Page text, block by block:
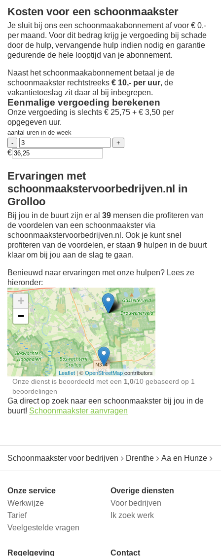
Kosten voor een schoonmaakster
Je sluit bij ons een schoonmaakabonnement af voor € 0,-
per maand. Voor dit bedrag krijg je vergoeding bij schade
door de hulp, vervangende hulp indien nodig en garantie
gedurende de hele looptijd van je abonnement.
Naast het schoonmaakabonnement betaal je de
schoonmaakster rechtstreeks € 10,- per uur, de
vakantietoeslag zit daar al bij inbegrepen.
Eenmalige vergoeding berekenen
Onze vergoeding is slechts € 25,75 + € 3,50 per
opgegeven uur.
aantal uren in de week
€
Ervaringen met
schoonmaakstervoorbedrijven.nl in
Grolloo
Bij jou in de buurt zijn er al 39 mensen die profiteren van
de voordelen van een schoonmaakster via
schoonmaakstervoorbedrijven.nl. Ook je kunt snel
profiteren van de voordelen, er staan 9 hulpen in de buurt
klaar om bij jou aan de slag te gaan.
Benieuwd naar ervaringen met onze hulpen? Lees ze
hieronder:
Ontdek meer ervaringen
Schoonmaakster bij
jou in de buurt
+
−
Leaflet | ©OpenStreetMapcontributors
Onze dienst is beoordeeld met een 1,0/10 gebaseerd op 1
beoordelingen
Ga direct op zoek naar een schoonmaakster bij jou in de
buurt! Schoonmaakster aanvragen
Schoonmaakster voor bedrijven Drenthe Aa en Hunze
Onze service
Werkwijze
Tarief
Veelgestelde vragen
Overige diensten
Voor bedrijven
Ik zoek werk
Regelgeving Contact